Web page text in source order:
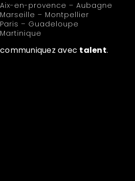
Aix-en-provence – Aubagne
Marseille – Montpellier
Paris – Guadeloupe
Martinique
communiquez avec talent.